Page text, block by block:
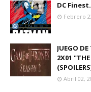
DC
Febrero
JUEGO
2X01
Abril 02,